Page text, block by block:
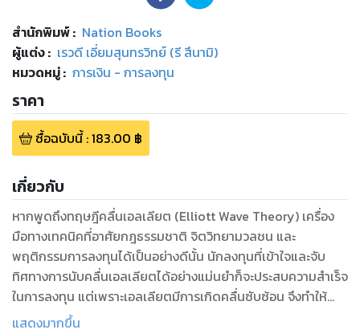
สำนักพิมพ์: Nation Books
ผู้แต่ง : เรวดี เอี่ยมสุนทรวิทย์ (รี สึนามิ)
หมวดหมู่: การเงิน - การลงทุน
ราคา
ซื้อฉบับนี้:183.00 ฿
เกี่ยวกับ
หากพูดถึงทฤษฎีคลื่นเอลเลียต (Elliott Wave Theory) เครื่อง
มือทางเทคนิคที่อาศัยกฎธรรมชาติ จิตวิทยามวลชน และ
พฤติกรรมการลงทุนได้เป็นอย่างดีนั้น นักลงทุนที่เข้าใจและจับ
ทิศทางการนับคลื่นเอลเลียตได้อย่างแม่นยำก็จะประสบความสำเร็จ
ในการลงทุน แต่เพราะเอลเลียตมีการเกิดคลื่นซับซ้อน จึงทำให้
หลายคนคิดว่าเป็นเรื่องที่ทำความเข้าใจได้ยาก อีกทั้งบางบทบาง
แสดงมากขึ้น